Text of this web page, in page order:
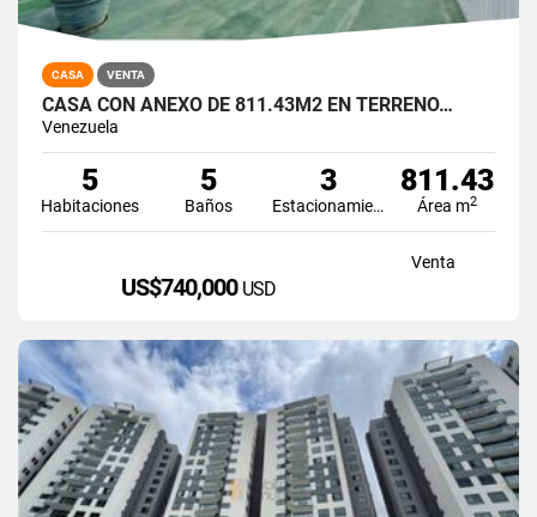
CASA VENTA
CASA CON ANEXO DE 811.43M2 EN TERRENO…
Venezuela
5
Habitaciones
5
Baños
3
Estacionamiento
811.43
Área m2
Venta
US$740,000 USD